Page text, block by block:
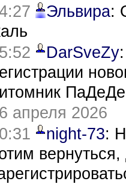
Эльвира:
DarSveZy
апреля 2026
night-73: